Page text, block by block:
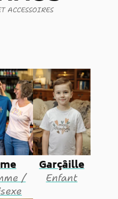
ACCESSOIRES
/
Garçâille
Enfant